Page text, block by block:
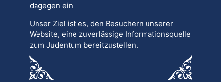
dagegen ein.
Unser Ziel ist es, den Besuchern unserer
Website, eine zuverlässige Informationsquelle
zum Judentum bereitzustellen.